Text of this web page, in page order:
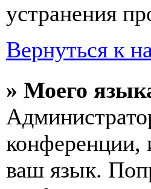
устранения
Вернуться к
» Моего
конференции,
ваш язык.